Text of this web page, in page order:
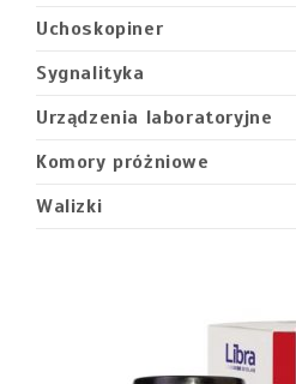
Uchoskopiner
Sygnalityka
Urządzenia laboratoryjne
Komory próżniowe
Walizki